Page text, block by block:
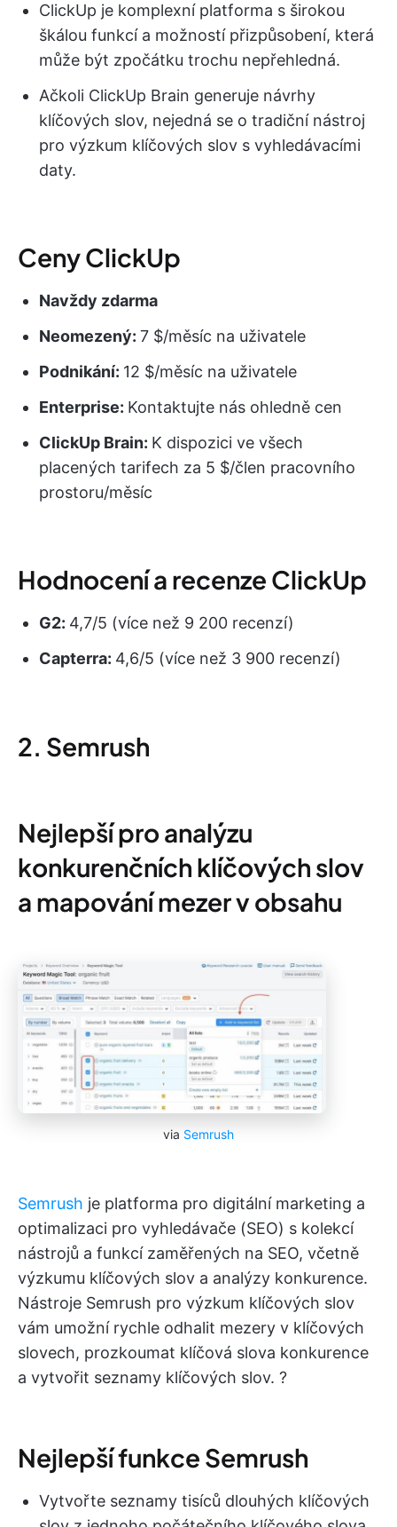
ClickUp je komplexní platforma s širokou
škálou funkcí a možností přizpůsobení, která
může být zpočátku trochu nepřehledná.
Ačkoli ClickUp Brain generuje návrhy
klíčových slov, nejedná se o tradiční nástroj
pro výzkum klíčových slov s vyhledávacími
daty.
Ceny ClickUp
Navždy zdarma
Neomezený: 7 $/měsíc na uživatele
Podnikání: 12 $/měsíc na uživatele
Enterprise: Kontaktujte nás ohledně cen
ClickUp Brain: K dispozici ve všech
placených tarifech za 5 $/člen pracovního
prostoru/měsíc
Hodnocení a recenze ClickUp
G2: 4,7/5 (více než 9 200 recenzí)
Capterra: 4,6/5 (více než 3 900 recenzí)
2. Semrush
Nejlepší pro analýzu
konkurenčních klíčových slov
a mapování mezer v obsahu
via Semrush
Semrush je platforma pro digitální marketing a
optimalizaci pro vyhledávače (SEO) s kolekcí
nástrojů a funkcí zaměřených na SEO, včetně
výzkumu klíčových slov a analýzy konkurence.
Nástroje Semrush pro výzkum klíčových slov
vám umožní rychle odhalit mezery v klíčových
slovech, prozkoumat klíčová slova konkurence
a vytvořit seznamy klíčových slov. ?
Nejlepší funkce Semrush
Vytvořte seznamy tisíců dlouhých klíčových